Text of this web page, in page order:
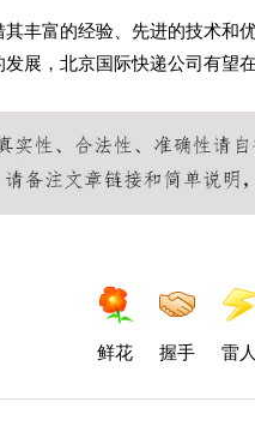
丰富的经验、先进的技术
展，北京国际快递公司有
鲜花 握手 雷